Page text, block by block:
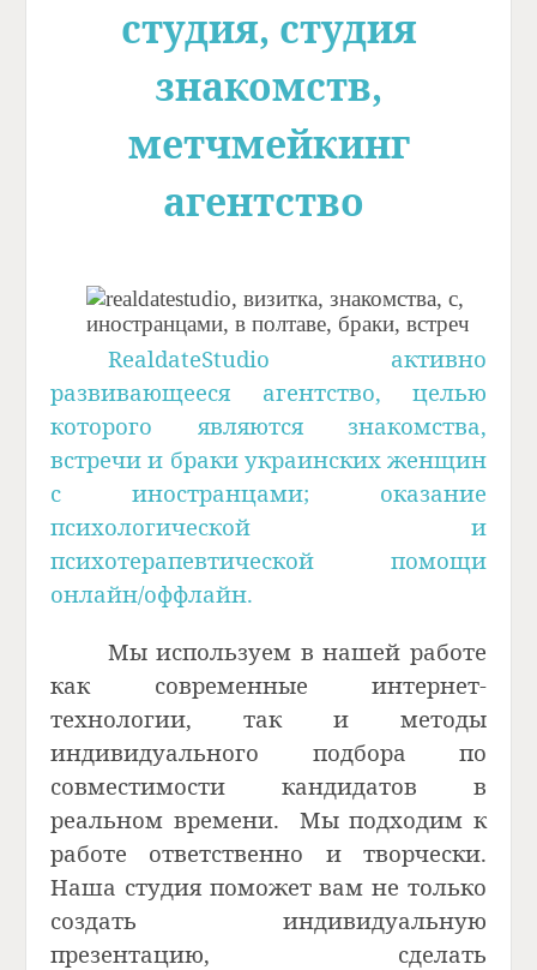
студия, студия
знакомств,
метчмейкинг
агентство
RealdateStudio активно
развивающееся агентство, целью
которого являются знакомства,
встречи и браки украинских женщин
с иностранцами; оказание
психологической и
психотерапевтической помощи
онлайн/оффлайн.
Мы используем в нашей работе
как современные интернет-
технологии, так и методы
индивидуального подбора по
совместимости кандидатов в
реальном времени.
Мы подходим к
работе ответственно и творчески.
Наша студия поможет вам не только
создать индивидуальную
презентацию, сделать